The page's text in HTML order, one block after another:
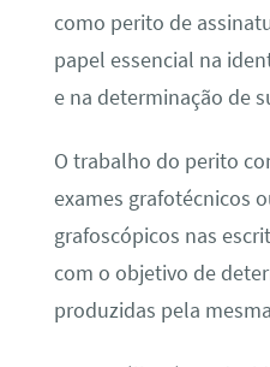
como perito de
papel essencial na
e na determinação de
O trabalho do perito
exames grafotécnicos
grafoscópicos nas
com o objetivo de
produzidas pela